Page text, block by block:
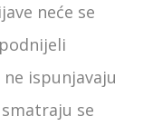
neće se
ispunjavaju
se